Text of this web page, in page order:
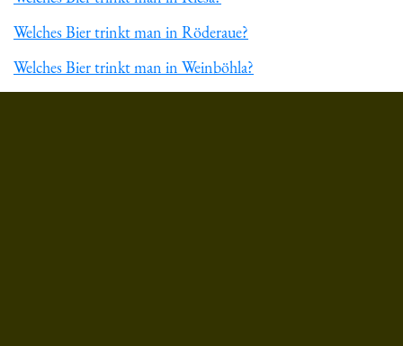
Welches Bier trinkt man in Röderaue?
Welches Bier trinkt man in Weinböhla?